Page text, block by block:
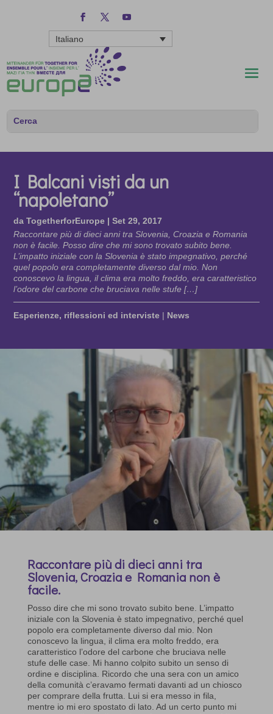
Italiano
I Balcani visti da un
“napoletano”
daTogetherforEurope |Set 29, 2017
Raccontare più di dieci anni tra Slovenia, Croazia e Romania
non è facile. Posso dire che mi sono trovato subito bene.
L’impatto iniziale con la Slovenia è stato impegnativo, perché
quel popolo era completamente diverso dal mio. Non
conoscevo la lingua, il clima era molto freddo, era caratteristico
l’odore del carbone che bruciava nelle stufe […]
Esperienze, riflessioni ed interviste | News
Raccontare più di dieci anni tra
Slovenia, Croazia e Romania non è
facile.
Posso dire che mi sono trovato subito bene. L’impatto
iniziale con la Slovenia è stato impegnativo, perché quel
popolo era completamente diverso dal mio. Non
conoscevo la lingua, il clima era molto freddo, era
caratteristico l’odore del carbone che bruciava nelle
stufe delle case. Mi hanno colpito subito un senso di
ordine e disciplina. Ricordo che una sera con un amico
della comunità c’eravamo fermati davanti ad un chiosco
per comprare della frutta. Lui si era messo in fila,
mentre io mi ero spostato di lato. Ad un certo punto mi